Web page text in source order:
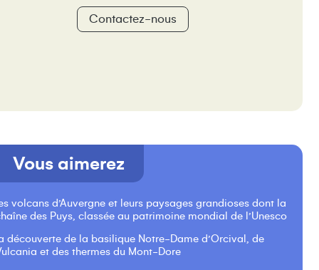
Contactez-nous
Vous aimerez
volcans d’Auvergne et leurs paysages grandioses dont la
des Puys, classée au patrimoine mondial de l’Unesco
découverte de la basilique Notre-Dame d’Orcival, de
et des thermes du Mont-Dore